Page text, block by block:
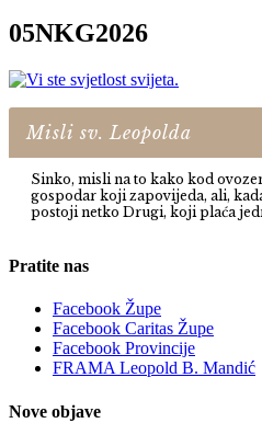
05NKG2026
Misli sv. Leopolda
Sinko, misli na to kako kod
gospodar koji zapovijeda, ali,
postoji netko Drugi, koji plaća
Pratite nas
Facebook Župe
Facebook Caritas Župe
Facebook Provincije
FRAMA Leopold B. Mandić
Nove objave